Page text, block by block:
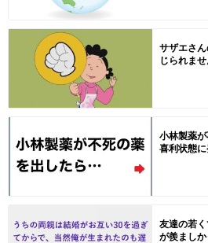
サザエさ
じられま
小林製薬
喜利状態
友達の若
が羨まし